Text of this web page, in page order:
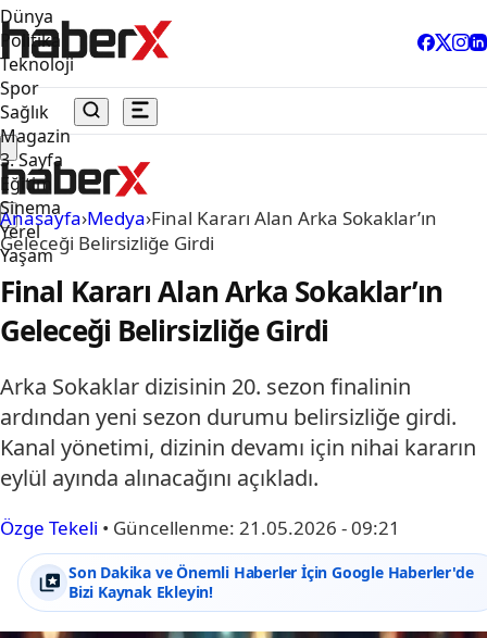
Dünya
Politika
Teknoloji
Spor
Sağlık
Magazin
3. Sayfa
Eğitim
Sinema
Yerel
Yaşam
Anasayfa›Medya›Final Kararı Alan Arka Sokaklar’ın
Geleceği Belirsizliğe Girdi
Final Kararı Alan Arka Sokaklar’ın
Geleceği Belirsizliğe Girdi
Arka Sokaklar dizisinin 20. sezon finalinin
ardından yeni sezon durumu belirsizliğe girdi.
Kanal yönetimi, dizinin devamı için nihai kararın
eylül ayında alınacağını açıkladı.
Özge Tekeli • Güncellenme: 21.05.2026 - 09:21
Son Dakika ve Önemli Haberler İçin Google Haberler'de
Bizi Kaynak Ekleyin!